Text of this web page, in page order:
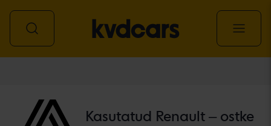
Kasutatud Renault – ostke